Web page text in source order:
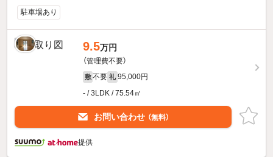
駐車場あり
9.5万円
（管理費不要）
敷 不要 礼 95,000円
- / 3LDK / 75.54㎡
お問い合わせ （無料）
提供